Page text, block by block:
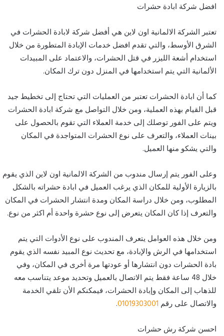
افضل شركة ابادة حشرات
تعتبر الشركة الالمانية اون لاين هي أفضل شركة لابادة الحشرات في
الشرق الأوسط، والتي تقدم افضل خدمات الإبادة المتطورة من خلال
استخدام أشعة الليزر في قتل الحشرات، والاعتماد على المبيدات
الألمانية التي يتم استخدامها في المنزل دون ترك المكان.
كما أن ابادة الحشرات تعتبر من العمليات التي تحتاج إلى تخطيط جيد
قبل القيام بهذه العملية، ومن خلال التواصل مع شركة ابادة الحشرات
ويتم على الفور توصلك إلى خدمة العملاء التي تقوم بالحصول على
بينات العملاء، والتعرف على نوع الحشرات المتواجدة في المكان
والتي يشكو منها العميل.
وعلى الفور يتم إرسال مندوب من الشركة الالمانية اون لاين الذي يقوم
بالزيارة الأولية للمكان الذي يرغب العميل في ابادة حشراته بالشكل
المطلوب، ومن خلال دراسة المكان ومدة انتشار الحشرات في المكان
والتعرف إذا كان المكان يتعرض إلى نوع حشرة واحدة أم اكثر من نوع.
ومن خلال هذه العوامل يتعرف المندوب على نوع الأدوات التي يتم
استخدامها في الرش والإبادة، مع تحديث نوع المبيد نفسه الذي يقوم
بادة الحشرات دون انتشارها أو عودتها مرة أخرى في المكان، وفي
خلال 48 ساعة فقط يتم الاتصال بالعميل وتحديد موعد يتناسب معه
للذهاب إلى المكان وإبادة الحشرات، فيمكنكم الأن تلقي الخدمة
والاتصال على رقم 01019303001
.
احسن شركة رش حشرات